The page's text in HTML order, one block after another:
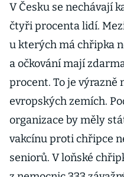
V Česku se nechávají
čtyři procenta lidí.
u kterých má chřipka
a očkování mají
procent. To je výrazně
evropských zemích.
organizace by měly
vakcínu proti chřipce
seniorů. V loňské